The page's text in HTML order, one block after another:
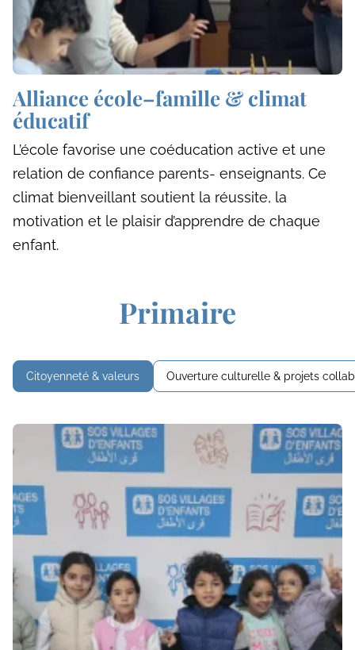
Alliance école–famille & climat
éducatif
L’école favorise une coéducation active et une
relation de confiance parents- enseignants. Ce
climat bienveillant soutient la réussite, la
motivation et le plaisir d’apprendre de chaque
enfant.
Primaire
Citoyenneté & valeurs Ouverture culturelle & projets